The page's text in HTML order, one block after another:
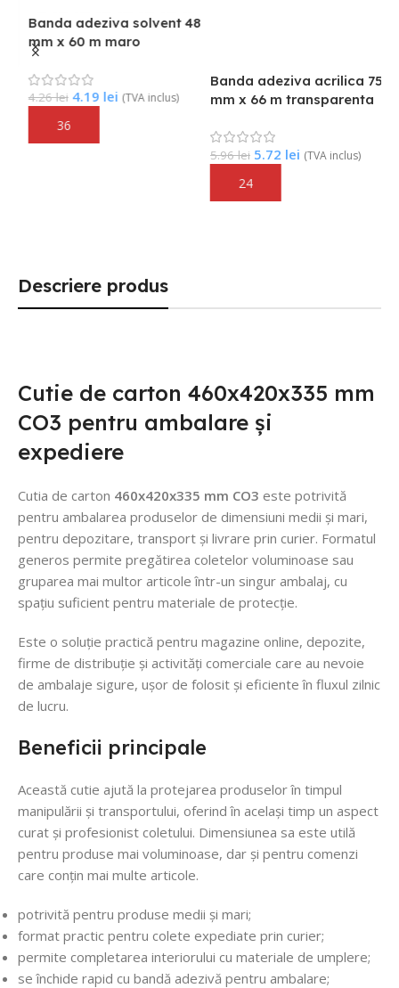
Descriere produs
Cutie de carton 460x420x335 mm
CO3 pentru ambalare și
expediere
Cutia de carton 460x420x335 mm CO3 este potrivită
pentru ambalarea produselor de dimensiuni medii și mari,
pentru depozitare, transport și livrare prin curier. Formatul
generos permite pregătirea coletelor voluminoase sau
gruparea mai multor articole într-un singur ambalaj, cu
spațiu suficient pentru materiale de protecție.
Este o soluție practică pentru magazine online, depozite,
firme de distribuție și activități comerciale care au nevoie
de ambalaje sigure, ușor de folosit și eficiente în fluxul zilnic
de lucru.
Beneficii principale
Această cutie ajută la protejarea produselor în timpul
manipulării și transportului, oferind în același timp un aspect
curat și profesionist coletului. Dimensiunea sa este utilă
pentru produse mai voluminoase, dar și pentru comenzi
care conțin mai multe articole.
potrivită pentru produse medii și mari;
format practic pentru colete expediate prin curier;
permite completarea interiorului cu materiale de umplere;
se închide rapid cu bandă adezivă pentru ambalare;
Banda adeziva solvent 48
mm x 60 m maro
4.26lei 4.19lei (TVA inclus)
Adaugă În Coș
Banda adeziva acrilica 75
mm x 66 m transparenta
5.96lei 5.72lei (TVA inclus)
Adaugă În Coș